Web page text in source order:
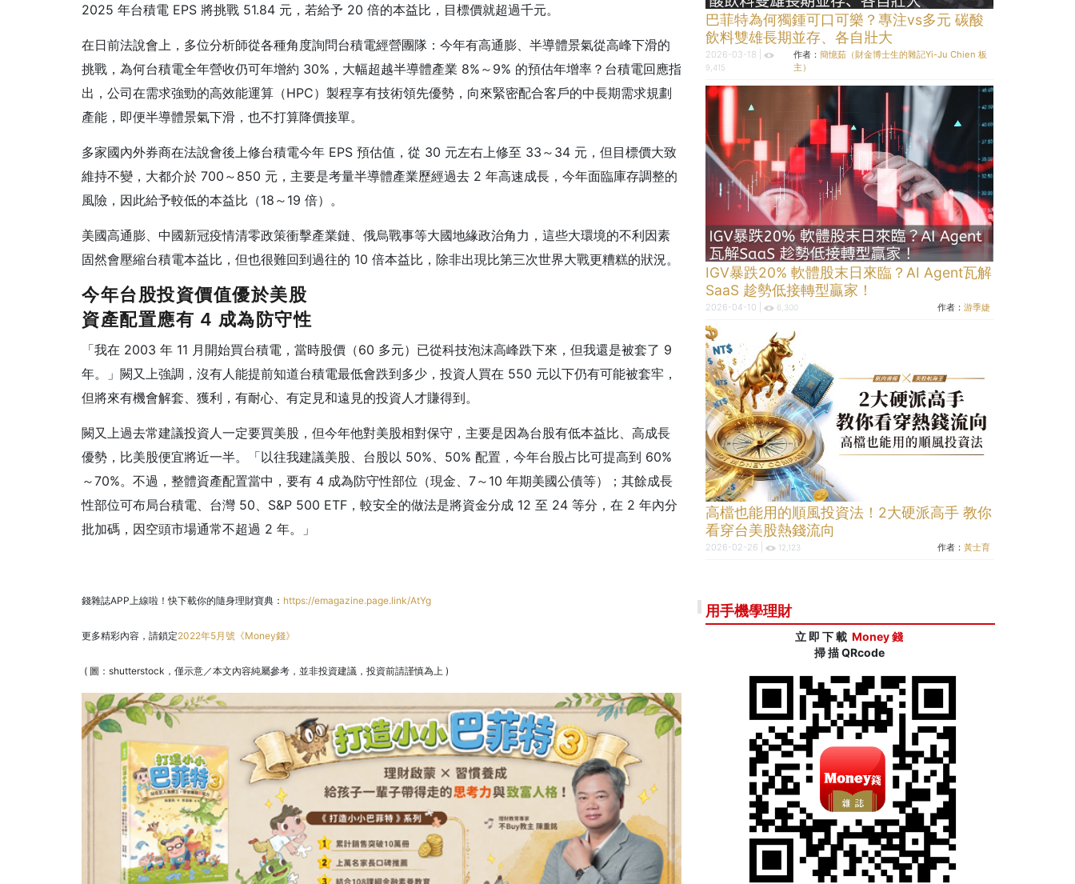
2025 年台積電 EPS 將挑戰 51.84 元，若給予 20 倍的本益比，目標價就超過千元。
在日前法說會上，多位分析師從各種角度詢問台積電經營團隊：今年有高通膨、半導體景氣從高峰下滑的
挑戰，為何台積電全年營收仍可年增約 30%，大幅超越半導體產業 8%～9% 的預估年增率？台積電回應指
出，公司在需求強勁的高效能運算（HPC）製程享有技術領先優勢，向來緊密配合客戶的中長期需求規劃
產能，即便半導體景氣下滑，也不打算降價接單。
多家國內外券商在法說會後上修台積電今年 EPS 預估值，從 30 元左右上修至 33～34 元，但目標價大致
維持不變，大都介於 700～850 元，主要是考量半導體產業歷經過去 2 年高速成長，今年面臨庫存調整的
風險，因此給予較低的本益比（18～19 倍）。
美國高通膨、中國新冠疫情清零政策衝擊產業鏈、俄烏戰事等大國地緣政治角力，這些大環境的不利因素
固然會壓縮台積電本益比，但也很難回到過往的 10 倍本益比，除非出現比第三次世界大戰更糟糕的狀況。
今年台股投資價值優於美股
資產配置應有 4 成為防守性
「我在 2003 年 11 月開始買台積電，當時股價（60 多元）已從科技泡沫高峰跌下來，但我還是被套了 9
年。」闕又上強調，沒有人能提前知道台積電最低會跌到多少，投資人買在 550 元以下仍有可能被套牢，
但將來有機會解套、獲利，有耐心、有定見和遠見的投資人才賺得到。
闕又上過去常建議投資人一定要買美股，但今年他對美股相對保守，主要是因為台股有低本益比、高成長
優勢，比美股便宜將近一半。「以往我建議美股、台股以 50%、50% 配置，今年台股占比可提高到 60%
～70%。不過，整體資產配置當中，要有 4 成為防守性部位（現金、7～10 年期美國公債等）；其餘成長
性部位可布局台積電、台灣 50、S&P 500 ETF，較安全的做法是將資金分成 12 至 24 等分，在 2 年內分
批加碼，因空頭市場通常不超過 2 年。」
錢雜誌APP上線啦！快下載你的隨身理財寶典： https://emagazine.page.link/AtYg
更多精彩內容，請鎖定2022年5月號《Money錢》
( 圖：shutterstock，僅示意／本文內容純屬參考，並非投資建議，投資前請謹慎為上 )
巴菲特為何獨鍾可口可樂？專注vs多元 碳酸
飲料雙雄長期並存、各自壯大
2026-03-18 |
9,415
作者： 簡憶茹（財金博士生的雜記Yi-Ju Chien 板
主）
IGV暴跌20% 軟體股末日來臨？AI Agent瓦解
SaaS 趁勢低接轉型贏家！
2026-04-10 | 6,300 作者：游季婕
高檔也能用的順風投資法！2大硬派高手 教你
看穿台美股熱錢流向
2026-02-26 | 12,123 作者：黃士育
用手機學理財
立 即 下 載 Money 錢
掃 描 QRcode